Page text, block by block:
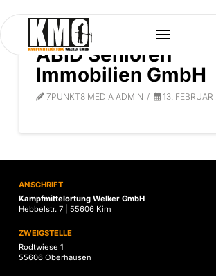
ABID Senioren
Immobilien GmbH
7PUNKT8 MEDIA ADMIN 13. FEBRUAR
ANSCHRIFT
Kampfmittelortung Welker GmbH
Hebbelstr. 7 | 55606 Kirn
ZWEIGSTELLE
Rodtwiese 1
55606 Oberhausen